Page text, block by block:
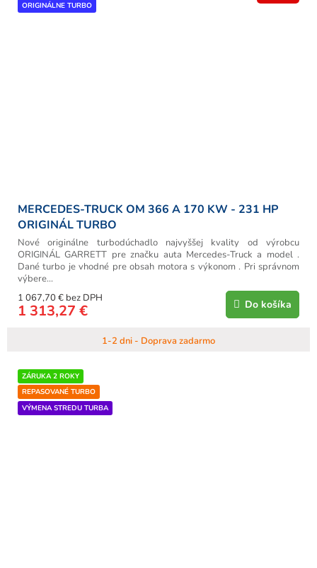
ORIGINÁLNE TURBO
MERCEDES-TRUCK OM 366 A 170 KW - 231 HP
ORIGINÁL TURBO
1-2 dni - Doprava zadarmo
1 067,70 € bez DPH
1 313,27 € Do košíka
Nové originálne turbodúchadlo najvyššej kvality od výrobcu
ORIGINÁL GARRETT pre značku auta Mercedes-Truck a model .
Dané turbo je vhodné pre obsah motora s výkonom . Pri správnom
výbere...
ZÁRUKA 2 ROKY
REPASOVANÉ TURBO
VÝMENA STREDU TURBA